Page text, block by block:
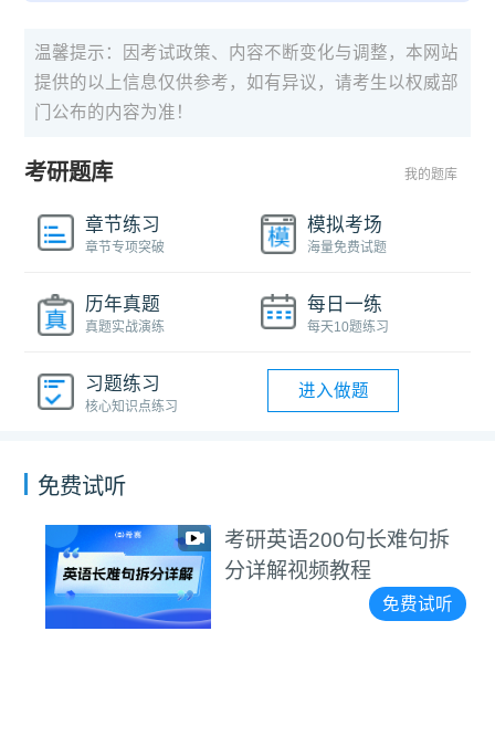
温馨提示：因考试政策、内容不断变化与调整，本网站
提供的以上信息仅供参考，如有异议，请考生以权威部
门公布的内容为准！
考研题库 我的题库
章节练习
章节专项突破
模拟考场
海量免费试题
历年真题
真题实战演练
每日一练
每天10题练习
习题练习
核心知识点练习
进入做题
免费试听
考研英语200句长难句拆
分详解视频教程
免费试听